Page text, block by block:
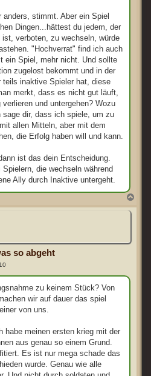
stimmt. Aber ein Spiel
Dingen...hättest du jedem, der
verboten, zu wechseln, würde
"Hochverrat" find ich auch
ein Spiel, mehr nicht. Und sollte
zugelost bekommt und in der
teils inaktive Spieler hat, diese
merkt, dass es nicht gut läuft,
und untergehen? Wozu
dir, dass ich spiele, um zu
allen Mitteln, aber mit dem
die Erfolg haben will und kann.
ist das dein Entscheidung.
die wechseln während
Ally durch Inaktive untergeht.
so abgeht
zu keinem Stück? Von
wir auf dauer das spiel
von uns.
habe meinen ersten krieg mit der
aus genau so einem Grund.
Es ist nur mega schade das
wurde. Genau wie alle